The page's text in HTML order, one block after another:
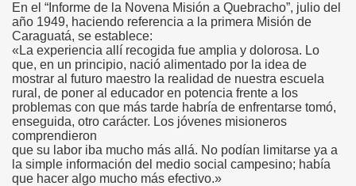
En el “Informe de la Novena Misión a Quebracho”, julio del
año 1949, haciendo referencia a la primera Misión de
Caraguatá, se establece:
«La experiencia allí recogida fue amplia y dolorosa. Lo
que, en un principio, nació alimentado por la idea de
mostrar al futuro maestro la realidad de nuestra escuela
rural, de poner al educador en potencia frente a los
problemas con que más tarde habría de enfrentarse tomó,
enseguida, otro carácter. Los jóvenes misioneros
comprendieron
que su labor iba mucho más allá. No podían limitarse ya a
la simple información del medio social campesino; había
que hacer algo mucho más efectivo.»